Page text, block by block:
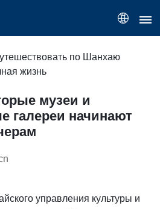
по Шанхаю
жизнь
музеи и
галереи начинают
управления культуры и